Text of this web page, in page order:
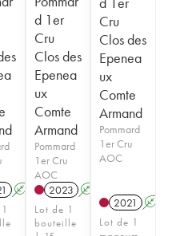
A
d 1er
Cru
Clos des
Epenea
ux
Comte
Armand
Pommard
1er Cru
AOC
2023 A
Lot de 1
bouteille
Cru
Clos des
Epenea
ux
Comte
Armand
Pommard
1er Cru
AOC
2021 A
Lot de 1